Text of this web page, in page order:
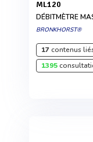
ML120
DÉBITMÈTRE
BRONKHORST®
17contenus
1395